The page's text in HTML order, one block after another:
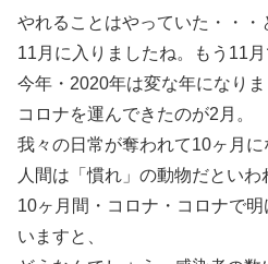
やれることはやっていた・・・
11月に入りましたね。もう11月
今年・2020年は変な年になり
コロナを運んできたのが2月。
我々の日常が奪われて10ヶ月に
人間は「慣れ」の動物だといわ
10ヶ月間・コロナ・コロナで
いますと、